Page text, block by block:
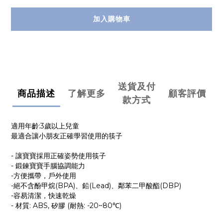
加入購物車
商品描述 了解更多
送貨及付
款方式
顧客評價
適用年齡:3歲以上兒童
最適合讓小朋友正確學習使用的筷子
- 讓寶寶採用正確姿勢使用筷子
- 鍛鍊寶寶手腦協調能力
-方便攜帶，戶外使用
-絕不含酚甲烷(BPA)、鉛(Lead)、鄰苯二甲酸酯(DBP)
-容易清潔，快速乾燥
- 材質: ABS, 矽膠 (耐熱: -20~80℃)